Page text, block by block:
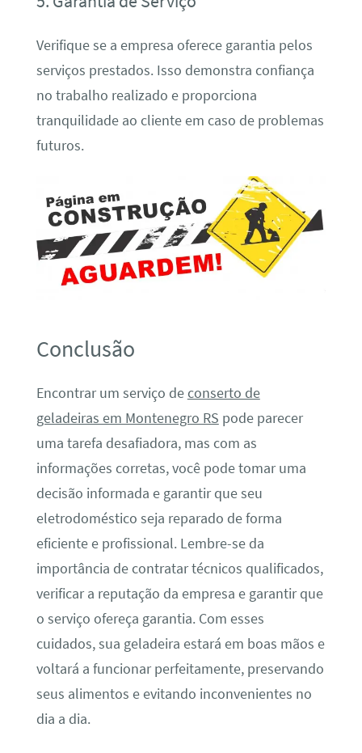
Verifique se a empresa oferece garantia pelos
serviços prestados. Isso demonstra confiança
no trabalho realizado e proporciona
tranquilidade ao cliente em caso de problemas
futuros.
Conclusão
Encontrar um serviço deconserto de
geladeiras em Montenegro RS pode parecer
uma tarefa desafiadora, mas com as
informações corretas, você pode tomar uma
decisão informada e garantir que seu
eletrodoméstico seja reparado de forma
eficiente e profissional. Lembre-se da
importância de contratar técnicos qualificados,
verificar a reputação da empresa e garantir que
o serviço ofereça garantia. Com esses
cuidados, sua geladeira estará em boas mãos e
voltará a funcionar perfeitamente, preservando
seus alimentos e evitando inconvenientes no
dia a dia.